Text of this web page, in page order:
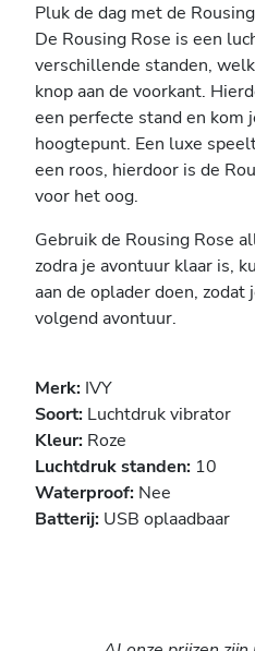
Pluk de dag met de
De Rousing Rose is een
verschillende standen,
knop aan de voorkant.
een perfecte stand en
hoogtepunt. Een luxe
een roos, hierdoor is de
voor het oog.
Gebruik de Rousing Rose
zodra je avontuur klaar is,
aan de oplader doen, zodat
volgend avontuur.
Merk: IVY
Soort: Luchtdruk vibrator
Kleur: Roze
Luchtdruk standen: 10
Waterproof: Nee
Batterij: USB oplaadbaar